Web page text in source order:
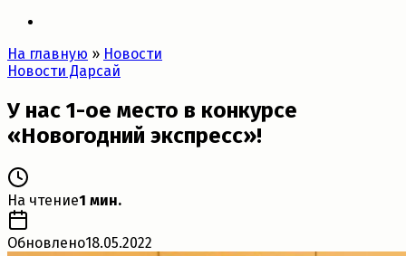
На главную » Новости
Новости Дарсай
У нас 1-ое место в конкурсе
«Новогодний экспресс»!
На чтение1 мин.
Обновлено18.05.2022